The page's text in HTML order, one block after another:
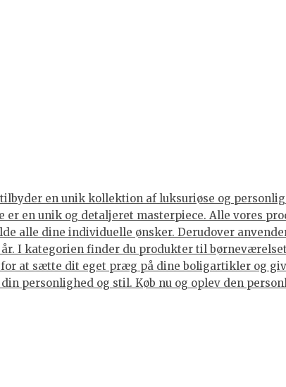
en unik kollektion af luksuriøse og
en unik og detaljeret masterpiece. Alle vores
alle dine individuelle ønsker. Derudover
I kategorien finder du produkter til
at sætte dit eget præg på dine boligartikler og
personlighed og stil. Køb nu og oplev den